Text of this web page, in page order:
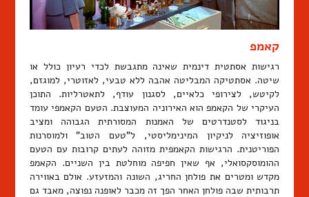
קאמפ
רגישות אסתטית דינמית שאינה מתגבשת לכדי רעיון כולל או
שיטה. אסתטיקה המבליטה אהבה ללא טבעי, לאזוטרי, למוגזם,
לקיטש, לצירופי כלאיים, לסגנון עודף, לתאטרליות. התוכן
העיקרי של הקאמפ הוא האירוניה המעוצבת. הטעם הקאמפי עומד
בניגוד לסטנדרטים של האמנות המסורתית הגבוהה ומציב
אופוזיציה לניקיון המינימליסטי, ל"טעם הטוב" ולמוסרנות
הפוריטנית. הרגישות הקאמפית מזוהה לעתים קרובות עם הטעם
ההומוסקסואלי, אף שאין חפיפה מוחלטת בין השניים. הקאמפ
מקדש ומטרים את פולחן החריג, השונה והמזעזע. אולם באווירה
תרבותית שבה פולחן האחר הפך זה מכבר לאופנה נפוצה, מאבד גם